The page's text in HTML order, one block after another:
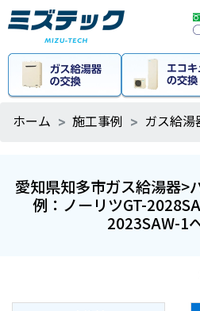
ホーム 施工事例 ガス給湯
愛知県知多市ガス給湯器>
例：ノーリツGT-
2023SAW-1